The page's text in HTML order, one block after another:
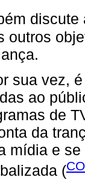
discute
outros
sua vez,
ao
de
da
mídia e
(